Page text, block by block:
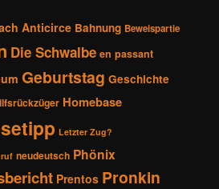
Anticirce Bahnung Beweispartie
Die Schwalbe en passant
Geburtstag Geschichte
Homebase
Letzter Zug?
neudeutsch Phönix
Prentos Pronkin